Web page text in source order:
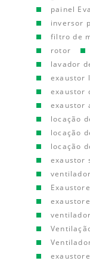
painel
inversor
filtro de
rotor
lavador
exaustor
exaustor
exaustor
locação
locação
locação
exaustor